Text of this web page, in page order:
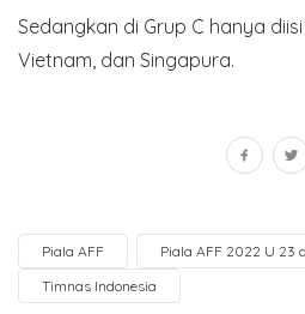
Sedangkan di Grup C hanya
Vietnam, dan Singapura.
Piala AFF
Piala AFF 2022 U 23
Timnas Indonesia